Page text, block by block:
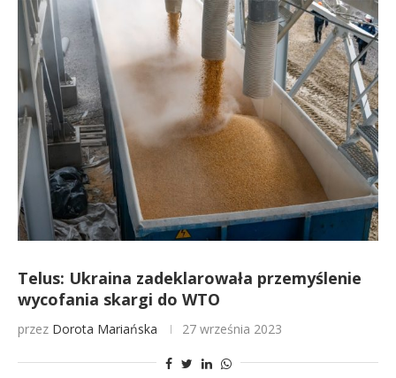
Telus: Ukraina zadeklarowała przemyślenie
wycofania skargi do WTO
przez Dorota Mariańska 27 września 2023